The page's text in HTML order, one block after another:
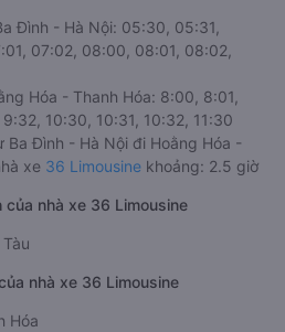
Đình - Hà Nội: 05:30, 05:31,
07:02, 08:00, 08:01, 08:02,
Hóa - Thanh Hóa: 8:00, 8:01,
10:30, 10:31, 10:32, 11:30
Ba Đình - Hà Nội đi Hoằng Hóa -
xe 36 Limousine khoảng: 2.5 giờ
nhà xe 36 Limousine
nhà xe 36 Limousine
Hóa